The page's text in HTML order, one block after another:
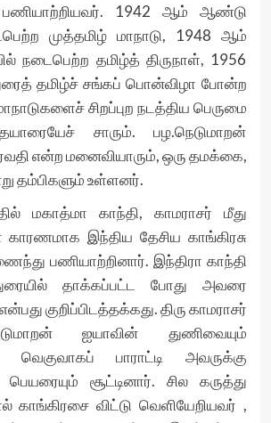
பணியாற்றியவர். 1942 ஆம் ஆண்டு
முத்தமிழ் மாநாடு, 1948 ஆம்
நடைபெற்ற தமிழ்த் திருநாள், 1956
தமிழ்ச் சங்கப் பொன்விழா போன்ற
சிறப்புற நடத்திய பெருமை
சாரும். பழ.நெடுமாறன்
என்ற மனைவியாரும், ஒரு தமக்கை,
தம்பிகளும் உள்ளனர்.
மகாத்மா காந்தி, காமராசர் மீது
இந்திய தேசிய காங்கிரசு
பணியாற்றினார். இந்திரா காந்தி
தாக்கப்பட்ட போது அவரை
குறிப்பிடத்தக்கது. திரு காமராசர்
ஐயாவின் துணிவையும்
வெகுவாகப் பாராட்டி அவருக்கு
சூட்டினார். சில கருத்து
காங்கிரசை விட்டு வெளியேறியவர் ,